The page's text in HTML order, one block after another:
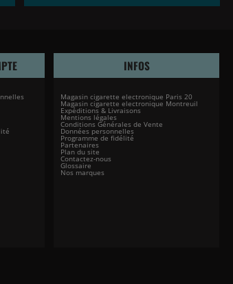
INFOS
Magasin cigarette electronique Paris 20
Magasin cigarette electronique Montreuil
Expéditions & Livraisons
Mentions légales
Conditions Générales de Vente
Données personnelles
Programme de fidélité
Partenaires
Plan du site
Contactez-nous
Glossaire
Nos marques